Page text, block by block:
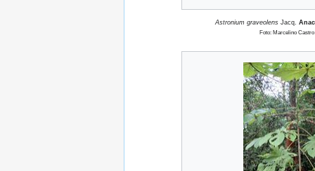
Astronium graveolens Jacq.
Foto: Marcelino Castro